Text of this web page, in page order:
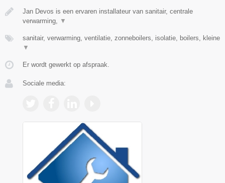
Jan Devos is een ervaren installateur van sanitair, centrale
verwarming,
▼
sanitair, verwarming, ventilatie, zonneboilers, isolatie, boilers, kleine
▼
Er wordt gewerkt op afspraak.
Sociale media: